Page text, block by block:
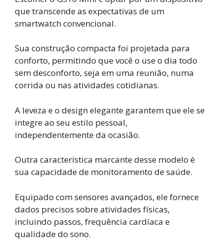
que transcende as expectativas de um
smartwatch convencional.
Sua construção compacta foi projetada para
conforto, permitindo que você o use o dia todo
sem desconforto, seja em uma reunião, numa
corrida ou nas atividades cotidianas.
A leveza e o design elegante garantem que ele se
integre ao seu estilo pessoal,
independentemente da ocasião.
Outra característica marcante desse modelo é
sua capacidade de monitoramento de saúde.
Equipado com sensores avançados, ele fornece
dados precisos sobre atividades físicas,
incluindo passos, frequência cardíaca e
qualidade do sono.